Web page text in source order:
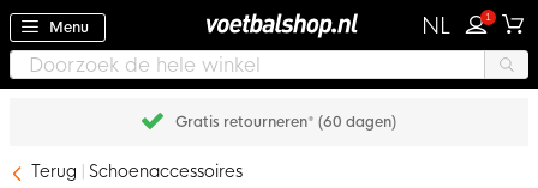
Menu NL 1
Achteraf betalen met Klarna
Terug Schoenaccessoires